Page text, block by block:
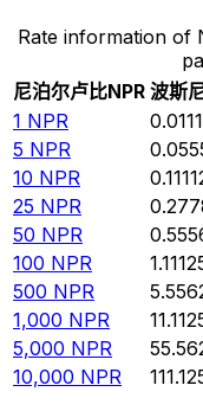
Rate information of
尼泊尔卢比NPR 波斯
1 NPR
5 NPR
10 NPR
25 NPR
50 NPR
100 NPR
500 NPR
1,000 NPR
5,000 NPR
10,000 NPR